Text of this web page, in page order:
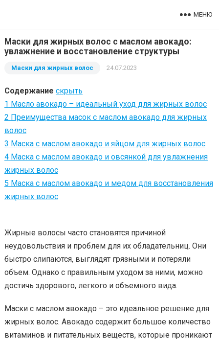
МЕНЮ
Маски для жирных волос с маслом авокадо:
увлажнение и восстановление структуры
Маски для жирных волос 24.07.2023
Содержание скрыть
1 Масло авокадо – идеальный уход для жирных волос
2 Преимущества масок с маслом авокадо для жирных
волос
3 Маска с маслом авокадо и яйцом для жирных волос
4 Маска с маслом авокадо и овсянкой для увлажнения
жирных волос
5 Маска с маслом авокадо и медом для восстановления
жирных волос
Жирные волосы часто становятся причиной
неудовольствия и проблем для их обладательниц. Они
быстро слипаются, выглядят грязными и потеряли
объем. Однако с правильным уходом за ними, можно
достичь здорового, легкого и объемного вида.
Маски с маслом авокадо – это идеальное решение для
жирных волос. Авокадо содержит большое количество
витаминов и питательных веществ, которые проникают